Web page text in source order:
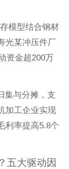
模型结合钢材
光某冲压件厂
资金超200万
集与分摊，支
加工企业实现
利率提高5.8个
五大驱动因